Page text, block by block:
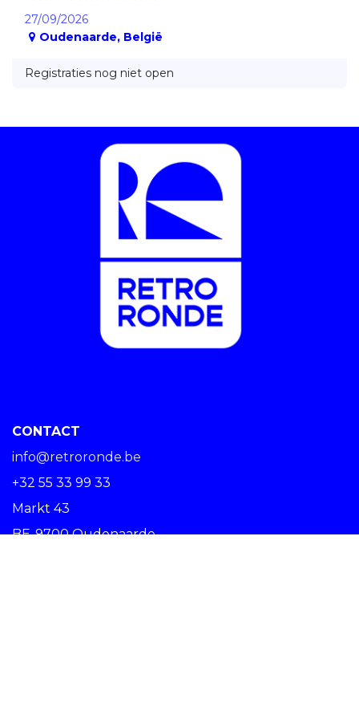
27/09/2026
Oudenaarde, België
Registraties nog niet open
CONTACT
info@retroronde.be
+32 55 33 99 33
Markt 43
BE-9700 Oudenaarde